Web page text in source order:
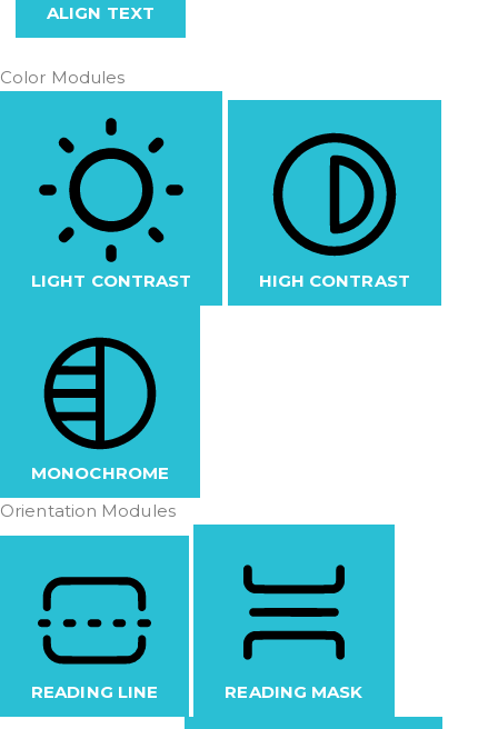
ALIGN TEXT
Color Modules
LIGHT CONTRAST HIGH CONTRAST
MONOCHROME
Orientation Modules
READING LINE READING MASK